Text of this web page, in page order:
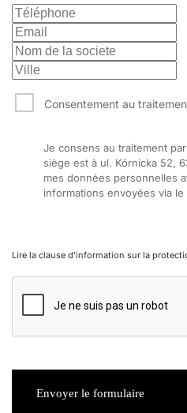
Consentement au
Je consens au traitement
siège est à ul. Kórnicka 52,
mes données personnelles
informations envoyées via
Lire la clause d'information sur la
Envoyer le formulaire